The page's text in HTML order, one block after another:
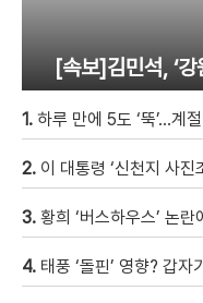
[속보]김민석, ‘강
1. 하루 만에 5도 ‘뚝’…계
2. 이 대통령 ‘신천지 사
3. 황희 ‘버스하우스’ 논
4. 태풍 ‘돌핀’ 영향? 갑자기 대만 북